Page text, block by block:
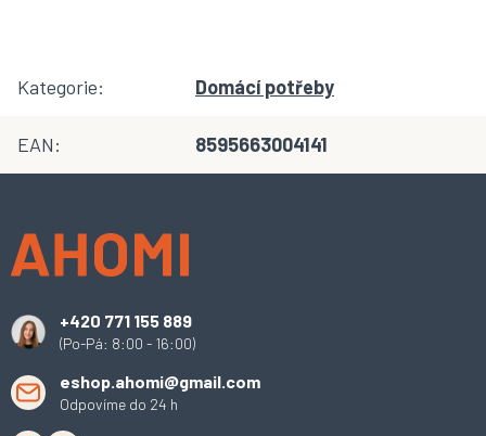
Kategorie: Domácí potřeby
EAN: 8595663004141
+420 771 155 889
(Po-Pá: 8:00 - 16:00)
eshop.ahomi@gmail.com
Odpovíme do 24 h